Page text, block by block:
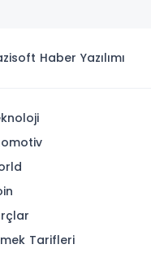
Haber Yazılımı
Tarifleri